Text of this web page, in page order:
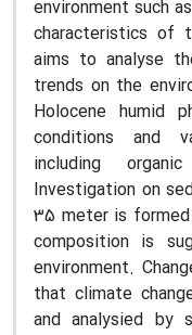
environment such
characteristics of
aims to analyse
trends on the
Holocene humid
conditions and
including
Investigation on
35 meter is
composition is
environment.
that climate
and analysied